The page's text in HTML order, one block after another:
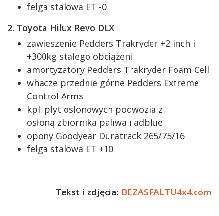
felga stalowa ET -0
2. Toyota Hilux Revo DLX
zawieszenie Pedders Trakryder +2 inch i
+300kg stałego obciążeni
amortyzatory Pedders Trakryder Foam Cell
whacze przednie górne Pedders Extreme
Control Arms
kpl. płyt osłonowych podwozia z
osłoną zbiornika paliwa i adblue
opony Goodyear Duratrack 265/75/16
felga stalowa ET +10
Tekst i zdjęcia: BEZASFALTU4x4.com